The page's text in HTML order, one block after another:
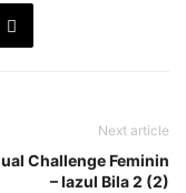
Next article
Challenge Feminin
– Iazul Bila 2 (2)